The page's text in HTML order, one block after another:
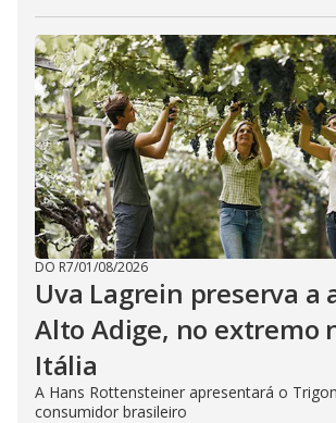
DO R7/01/08/2026
Uva Lagrein preserva a
Alto Adige, no extremo
Itália
A Hans Rottensteiner apresentará o
consumidor brasileiro